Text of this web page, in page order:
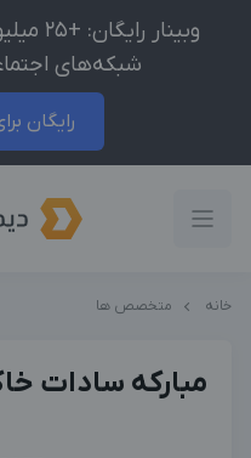
شبکه‌های
رایگان برای 100 نفر
خانه متخصص ها
مبارکه سادات